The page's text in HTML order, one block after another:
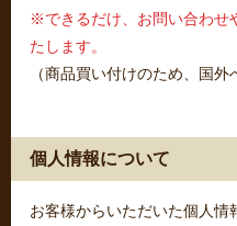
※できるだけ、お問い合わせ
たします。
（商品買い付けのため、国外
個人情報について
お客様からいただいた個人情